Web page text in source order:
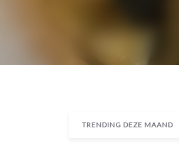
TRENDING DEZE MAAND